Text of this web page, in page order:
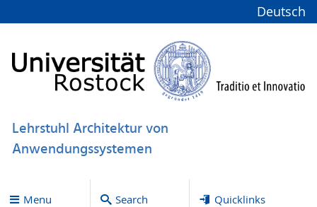
Deutsch
Lehrstuhl Architektur von
Anwendungssystemen
Menu Search Quicklinks